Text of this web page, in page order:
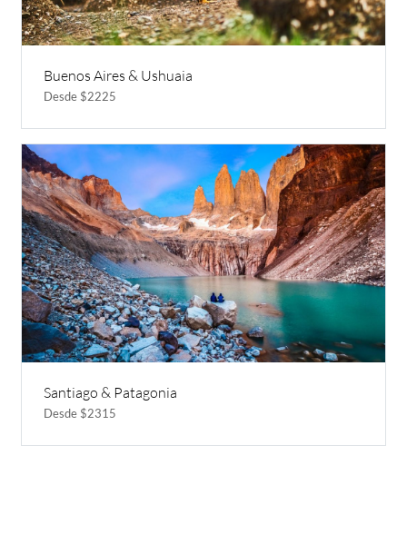
Buenos Aires & Ushuaia
Desde $2225
Santiago & Patagonia
Desde $2315